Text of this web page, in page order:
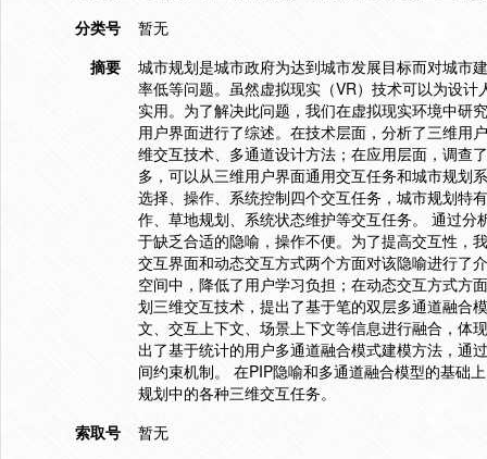
分类号
暂无
摘要
城市规划是城市政府为达到城市发展目标而对城市
率低等问题。虽然虚拟现实（VR）技术可以为设
实用。为了解决此问题，我们在虚拟现实环境中研
用户界面进行了综述。在技术层面，分析了三维用
维交互技术、多通道设计方法；在应用层面，调查
多，可以从三维用户界面通用交互任务和城市规划
选择、操作、系统控制四个交互任务，城市规划特
作、草地规划、系统状态维护等交互任务。 通过
于缺乏合适的隐喻，操作不便。为了提高交互性，
交互界面和动态交互方式两个方面对该隐喻进行了
空间中，降低了用户学习负担；在动态交互方式方
划三维交互技术，提出了基于笔的双层多通道融合
文、交互上下文、场景上下文等信息进行融合，体
出了基于统计的用户多通道融合模式建模方法，通
间约束机制。 在PIP隐喻和多通道融合模型的基础
规划中的各种三维交互任务。
索取号
暂无